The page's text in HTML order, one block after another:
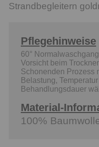
Strandbegleitern
Pflegehinweise
60° Normalwaschgang
Vorsicht beim
Schonenden Prozess
Belastung,
Behandlungsdauer
Material-
100%